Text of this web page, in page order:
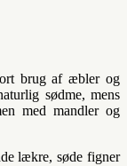
brug af æbler og
sødme, mens
med mandler og
lækre, søde figner